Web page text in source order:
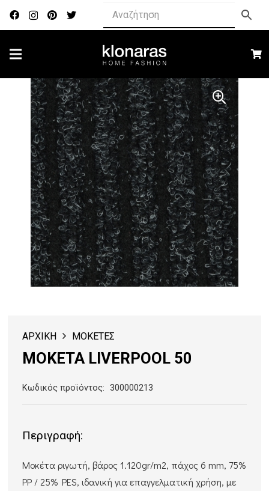
ΑΡΧΙΚΗ ΜΟΚΕΤΕΣ
ΜΟΚΕΤΑ LIVERPOOL 50
Κωδικός προϊόντος: 300000213
Περιγραφή:
Μοκέτα ριγωτή, βάρος 1.120gr/m2, πάχος 6 mm, 75%
PP / 25% PES, ιδανική για επαγγελματική χρήση, με